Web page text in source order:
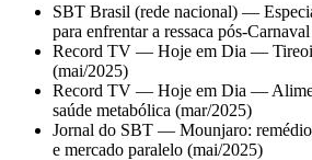
SBT Brasil (rede nacional) —
para enfrentar a ressaca pós-
Record TV — Hoje em Dia —
(mai/2025)
Record TV — Hoje em Dia —
saúde metabólica (mar/2025)
Jornal do SBT — Mounjaro: remédio
e mercado paralelo (mai/2025)